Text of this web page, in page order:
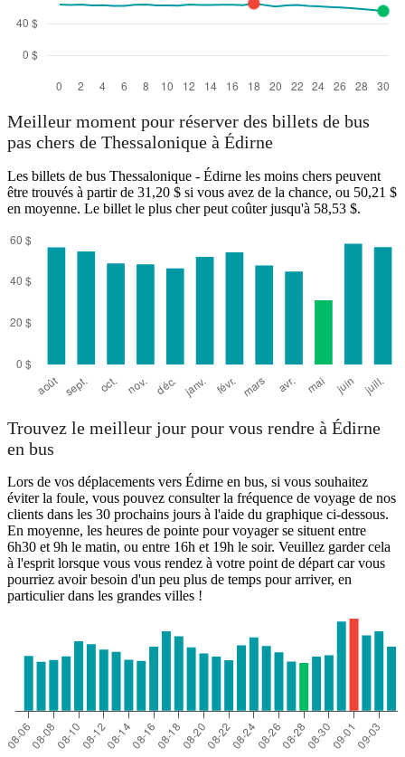
Meilleur moment pour réserver des billets de bus
pas chers de Thessalonique à Édirne
Les billets de bus Thessalonique - Édirne les moins chers peuvent
être trouvés à partir de 31,20 $ si vous avez de la chance, ou 50,21 $
en moyenne. Le billet le plus cher peut coûter jusqu'à 58,53 $.
Trouvez le meilleur jour pour vous rendre à Édirne
en bus
Lors de vos déplacements vers Édirne en bus, si vous souhaitez
éviter la foule, vous pouvez consulter la fréquence de voyage de nos
clients dans les 30 prochains jours à l'aide du graphique ci-dessous.
En moyenne, les heures de pointe pour voyager se situent entre
6h30 et 9h le matin, ou entre 16h et 19h le soir. Veuillez garder cela
à l'esprit lorsque vous vous rendez à votre point de départ car vous
pourriez avoir besoin d'un peu plus de temps pour arriver, en
particulier dans les grandes villes !